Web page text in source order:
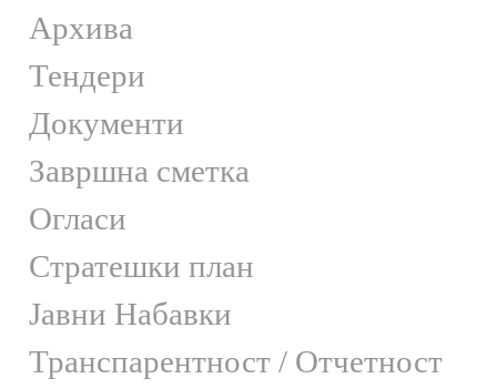
Архива
Тендери
Документи
Завршна сметка
Огласи
Стратешки план
Јавни Набавки
Транспарентност / Отчетност